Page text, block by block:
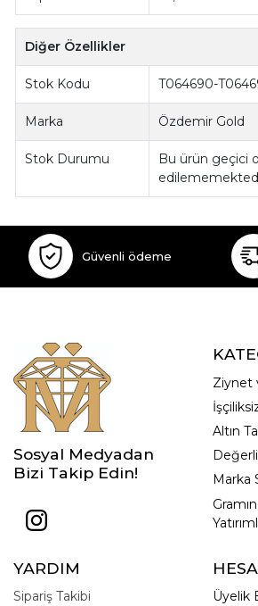
Diğer Özellikler
Stok Kodu T064690-
Marka Özdemir Gold
Stok Durumu
Bu ürün geçici
Güvenli ödeme
Sosyal Medyadan
Bizi Takip Edin!
Ziynet
Altın
Marka
YARDIM
Sipariş Takibi
Üyelik